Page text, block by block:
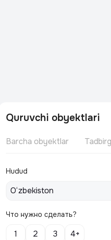
Quruvchi obyektlari
Barcha obyektlar
Hudud
O‘zbekiston
Что нужно сделать?
1 2 3 4+